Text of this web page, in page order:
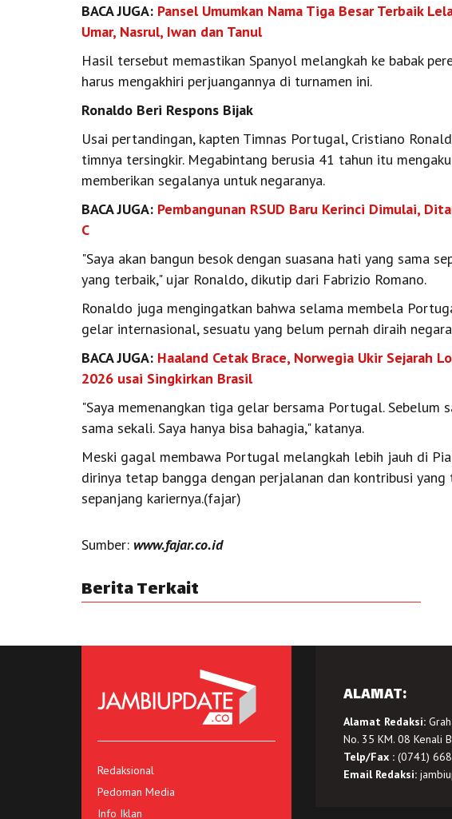
BACA JUGA: Pansel Umumkan Nama Tiga Besar Terbaik
Umar, Nasrul, Iwan dan Tanul
Hasil tersebut memastikan Spanyol melangkah ke babak
harus mengakhiri perjuangannya di turnamen ini.
Ronaldo Beri Respons Bijak
Usai pertandingan, kapten Timnas Portugal, Cristiano
timnya tersingkir. Megabintang berusia 41 tahun itu
memberikan segalanya untuk negaranya.
BACA JUGA: Pembangunan RSUD Baru Kerinci Dimulai,
C
"Saya akan bangun besok dengan suasana hati yang sama
yang terbaik," ujar Ronaldo, dikutip dari Fabrizio Romano.
Ronaldo juga mengingatkan bahwa selama membela
gelar internasional, sesuatu yang belum pernah diraih
BACA JUGA: Haaland Cetak Brace, Norwegia Ukir Sejarah
2026 usai Singkirkan Brasil
"Saya memenangkan tiga gelar bersama Portugal.
sama sekali. Saya hanya bisa bahagia," katanya.
Meski gagal membawa Portugal melangkah lebih jauh di
dirinya tetap bangga dengan perjalanan dan kontribusi
sepanjang kariernya.(fajar)
Sumber: www.fajar.co.id
Berita Terkait
Redaksional
Pedoman Media
Info Iklan
ALAMAT:
Alamat Redaksi:
No. 35 KM. 08 Kenali
Telp/Fax :(0741)
Email Redaksi: